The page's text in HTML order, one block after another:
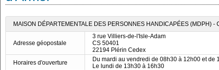
MAISON DÉPARTEMENTALE DES PERSONNES HANDICAPÉES (MDPH) -
Adresse géopostale
3 rue Villiers-de-l'Isle-Adam
CS 50401
22194 Plérin Cedex
Horaires d'ouverture
Du mardi au vendredi de 08h30 à 12h00 et de
Le lundi de 13h30 à 16h30